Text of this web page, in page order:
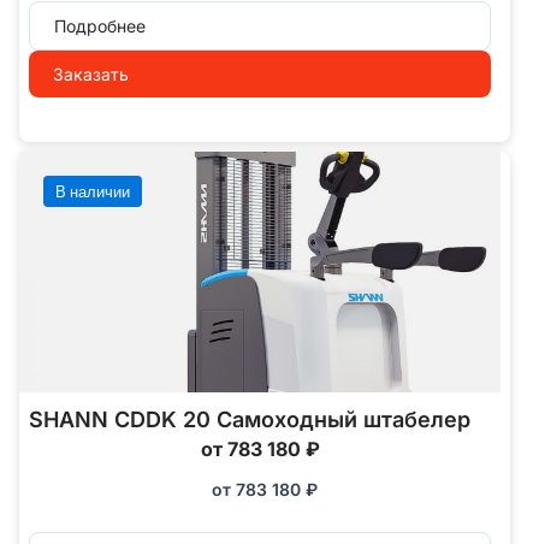
Подробнее
Заказать
В наличии
SHANN CDDK 20 Самоходный штабелер
от 783 180 ₽
от 783 180 ₽